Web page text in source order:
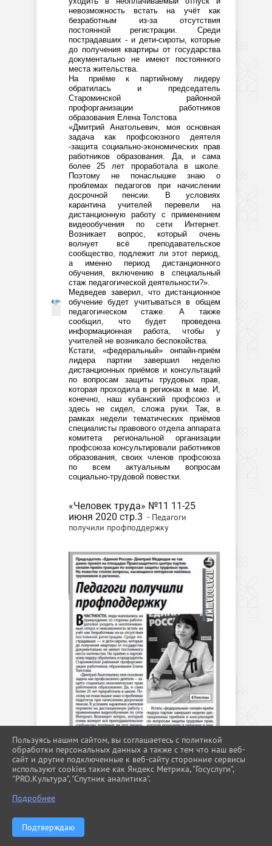
невозможность встать на учёт как
безработным из-за отсутствия
постоянной регистрации. Среди
пострадавших - и дети-сироты, которые
до получения квартиры от государства
документально не имеют постоянного
места жительства.
На приёме к партийному лидеру
обратилась и председатель
Староминской районной
профорганизации работников
образования Елена Толстова
«Дмитрий Анатольевич, моя основная
задача как профсоюзного деятеля
-защита социально-экономических прав
работников образования. Да, и сама
более 25 лет проработала в школе.
Поэтому не понаслышке знаю о
проблемах педагогов при начислении
досрочной пенсии. В условиях
карантина учителей перевели на
дистанционную работу с применением
видеообучения по сети Интернет.
Возникает вопрос, который очень
волнует всё преподавательское
сообщество, подлежит ли этот период,
а именно период дистанционного
обучения, включению в специальный
стаж педагогической деятельности?».
Медведев заверил, что дистанционное
обучение будет учитываться в общем
педагогическом стаже. А также
сообщил, что будет проведена
информационная работа, чтобы у
учителей не возникало беспокойства.
Кстати, «федеральный» онпайн-приём
лидера партии завершил неделю
дистанционных приёмов и консультаций
по вопросам защиты трудовых прав,
которая проходила в регионах в мае. И,
конечно, наш кубанский профсоюз и
здесь не сидел, сложа руки. Так, в
рамках недели тематических приёмов
специалисты правового отдела аппарата
комитета региональной организации
профсоюза консультировали работников
образования, своих членов профсоюза
по всем актуальным вопросам
социально-трудовой повестки.
«Человек труда» №11 11-25
июня 2020 стр.3 - Педагоги
получили профподдержку
Предоставление социальной выплаты
Пользуясь нашим сайтом, вы соглашаетесь с политикой
обработки персональных данных а также с тем что наш веб-
сайт и другие подключенные к веб-сайту сторонние сервисы
используют cookies такие как Яндекс Метрика, "Госуслуги",
"PRO.Культура", "Спутник аналитика".
Подробнее
Подтверждаю